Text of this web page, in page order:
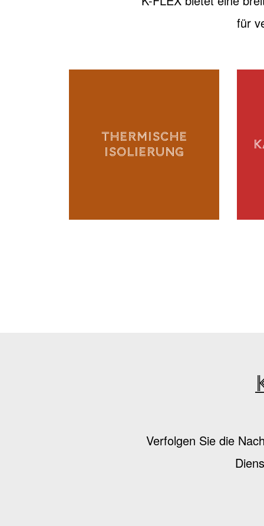
für
THERMISCHE
ISOLIERUNG
Verfolgen Sie die